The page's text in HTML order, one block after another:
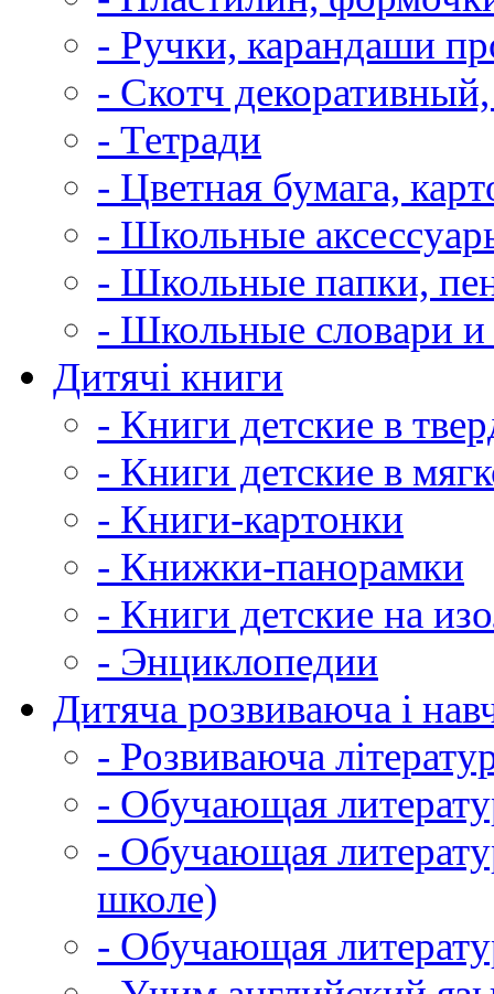
- Ручки, карандаши
- Скотч
- Тетради
- Цветная бумага,
- Школьные
- Школьные папки,
- Школьные словари и
Дитячі книги
- Книги детские в
- Книги детские в
- Книги-картонки
- Книжки-панорамки
- Книги детские на
- Энциклопедии
Дитяча розвиваюча і
- Розвиваюча
- Обучающая
- Обучающая
школе)
- Обучающая